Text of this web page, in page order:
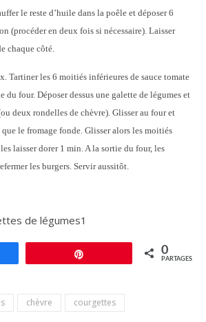
le reste d’huile dans la poêle et déposer 6
(procéder en deux fois si nécessaire). Laisser
chaque côté.
Tartiner les 6 moitiés inférieures de sauce tomate
du four. Déposer dessus une galette de légumes et
deux rondelles de chèvre). Glisser au four et
le fromage fonde. Glisser alors les moitiés
laisser dorer 1 min. A la sortie du four, les
les burgers. Servir aussitôt.
0
PARTAGES
chèvre courgettes